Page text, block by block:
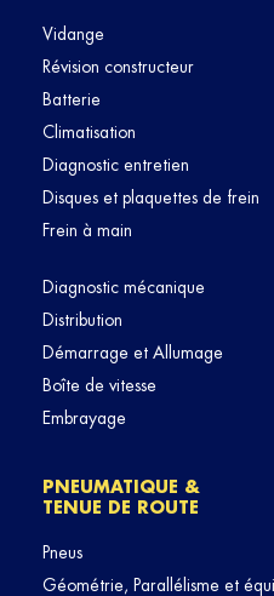
Vidange
Révision constructeur
Batterie
Climatisation
Diagnostic entretien
Disques et plaquettes de frein
Frein à main
Diagnostic mécanique
Distribution
Démarrage et Allumage
Boîte de vitesse
Embrayage
PNEUMATIQUE &
TENUE DE ROUTE
Pneus
Géométrie, Parallélisme et